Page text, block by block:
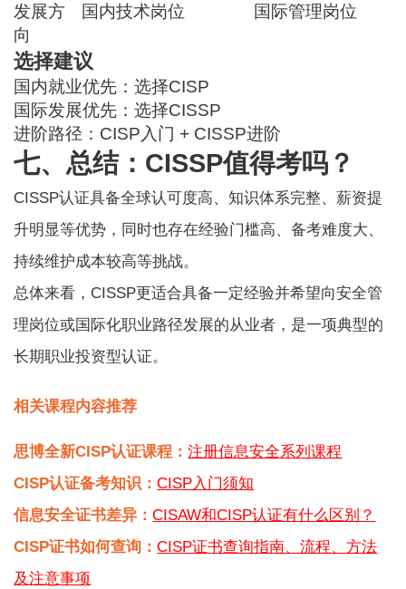
发展方
向
国内技术岗位 国际管理岗位
选择建议
国内就业优先：选择CISP
国际发展优先：选择CISSP
进阶路径：CISP入门 + CISSP进阶
七、总结：CISSP值得考吗？
CISSP认证具备全球认可度高、知识体系完整、薪资提
升明显等优势，同时也存在经验门槛高、备考难度大、
持续维护成本较高等挑战。
总体来看，CISSP更适合具备一定经验并希望向安全管
理岗位或国际化职业路径发展的从业者，是一项典型的
长期职业投资型认证。
相关课程内容推荐
思博全新CISP认证课程：注册信息安全系列课程
CISP认证备考知识：CISP入门须知
信息安全证书差异：CISAW和CISP认证有什么区别？
CISP证书如何查询：CISP证书查询指南、流程、方法
及注意事项